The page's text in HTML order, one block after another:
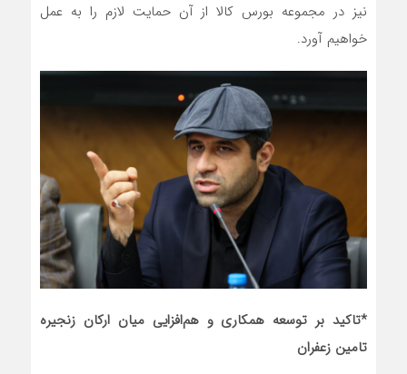
نیز در مجموعه بورس کالا از آن حمایت لازم را به عمل
خواهیم آورد.
*تاکید بر توسعه همکاری و هم‌افزایی میان ارکان زنجیره
تامین زعفران